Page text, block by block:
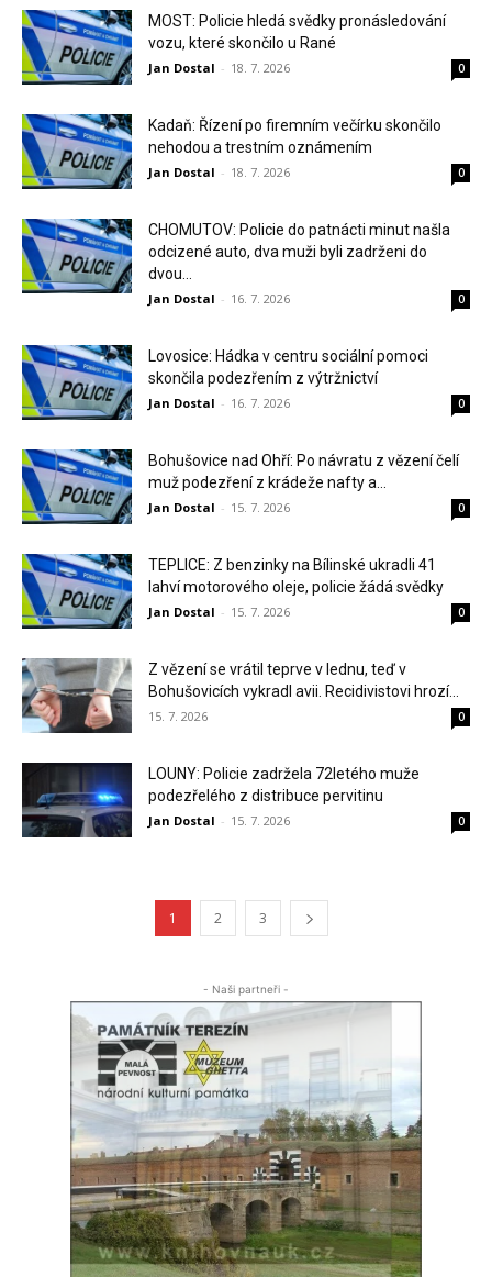
MOST: Policie hledá svědky pronásledování
vozu, které skončilo u Rané
Jan Dostal - 18. 7. 2026 0
Kadaň: Řízení po firemním večírku skončilo
nehodou a trestním oznámením
Jan Dostal - 18. 7. 2026 0
CHOMUTOV: Policie do patnácti minut našla
odcizené auto, dva muži byli zadrženi do
dvou...
Jan Dostal - 16. 7. 2026 0
Lovosice: Hádka v centru sociální pomoci
skončila podezřením z výtržnictví
Jan Dostal - 16. 7. 2026 0
Bohušovice nad Ohří: Po návratu z vězení čelí
muž podezření z krádeže nafty a...
Jan Dostal - 15. 7. 2026 0
TEPLICE: Z benzinky na Bílinské ukradli 41
lahví motorového oleje, policie žádá svědky
Jan Dostal - 15. 7. 2026 0
Z vězení se vrátil teprve v lednu, teď v
Bohušovicích vykradl avii. Recidivistovi hrozí...
15. 7. 2026 0
LOUNY: Policie zadržela 72letého muže
podezřelého z distribuce pervitinu
Jan Dostal - 15. 7. 2026 0
1 2 3
- Naši partneři -